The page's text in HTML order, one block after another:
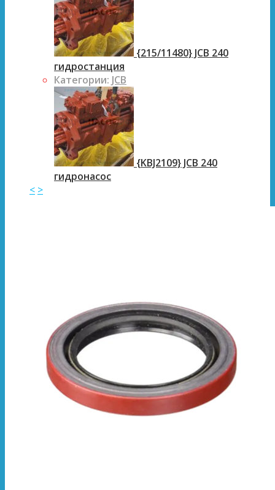
{215/11480} JCB 240
гидростанция
Категории: JCB
{KBJ2109} JCB 240
гидронасос
< >